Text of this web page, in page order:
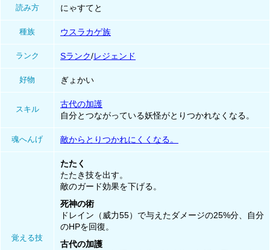
読み方 にゃすてと
種族 ウスラカゲ族
ランク Sランク/レジェンド
好物 ぎょかい
スキル
古代の加護
自分とつながっている妖怪がとりつかれなくなる。
魂へんげ 敵からとりつかれにくくなる。
覚える技
たたく
たたき技を出す。
敵のガード効果を下げる。
死神の術
ドレイン（威力55）で与えたダメージの25%分、自分
のHPを回復。
古代の加護